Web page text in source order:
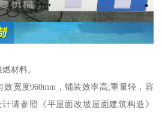
材料。
宽度960mm，铺装效率高;重量轻，容
请参照《平屋面改坡屋面建筑构造》